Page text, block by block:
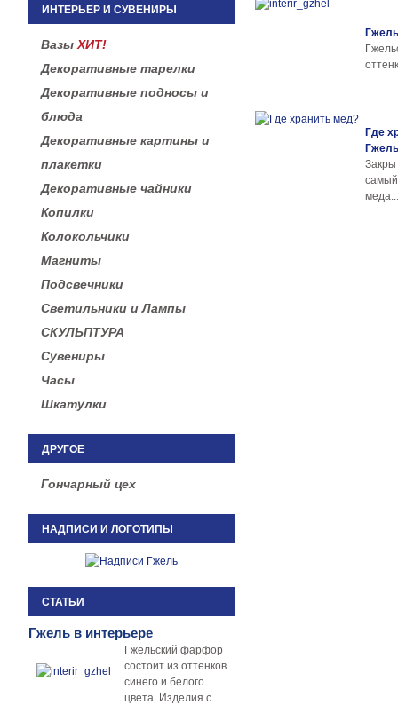
ИНТЕРЬЕР И СУВЕНИРЫ
Вазы ХИТ!
Декоративные тарелки
Декоративные подносы и
блюда
Декоративные картины и
плакетки
Декоративные чайники
Копилки
Колокольчики
Магниты
Подсвечники
Светильники и Лампы
СКУЛЬПТУРА
Сувениры
Часы
Шкатулки
ДРУГОЕ
Гончарный цех
НАДПИСИ И ЛОГОТИПЫ
СТАТЬИ
Гжель в интерьере
Гжельский фарфор
состоит из оттенков
синего и белого
цвета. Изделия с
Где
Гжель
меда...